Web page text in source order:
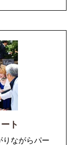
ト
りながらパー